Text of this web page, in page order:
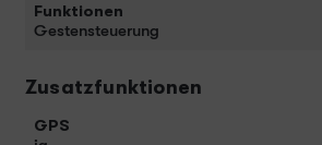
Funktionen
Gestensteuerung
Zusatzfunktionen
GPS